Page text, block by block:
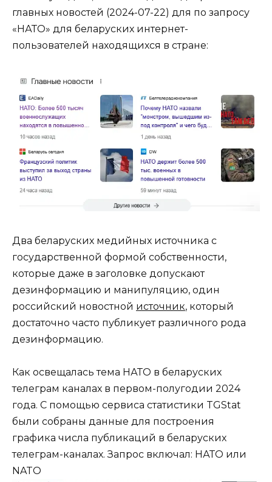
главных новостей (2024-07-22) для по запросу
«НАТО» для беларуских интернет-
пользователей находящихся в стране:
Два беларуских медийных источника с
государственной формой собственности,
которые даже в заголовке допускают
дезинформацию и манипуляцию, один
российский новостной источник, который
достаточно часто публикует различного рода
дезинформацию.
Как освещалась тема НАТО в беларуских
телеграм каналах в первом-полугодии 2024
года. С помощью сервиса статистики TGStat
были собраны данные для построения
графика числа публикаций в беларуских
телеграм-каналах. Запрос включал: НАТО или
NATO